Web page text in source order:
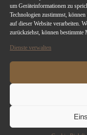
um Geräteinformationen zu
Technologien zustimmst,
auf dieser Website verarbeiten.
zurückziehst, können bestimmte
Dienste verwalten
Copyright 2012 - 2024
Reserved | Powered by